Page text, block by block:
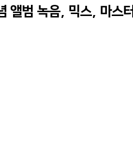
앨범 녹음, 믹스, 마스터